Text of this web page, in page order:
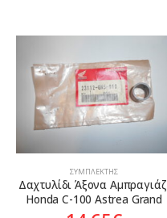
ΣΥΜΠΛΈΚΤΗΣ
Δαχτυλίδι Άξονα Αμπραγιάζ
Honda C-100 Astrea Grand